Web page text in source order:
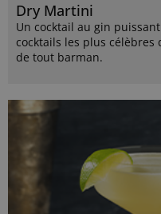
Dry Martini
Un cocktail au gin
cocktails les plus
de tout barman.